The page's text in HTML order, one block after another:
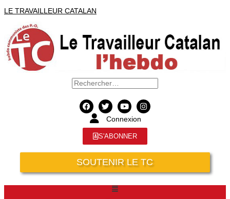
LE TRAVAILLEUR CATALAN
Connexion
S'ABONNER
SOUTENIR LE TC